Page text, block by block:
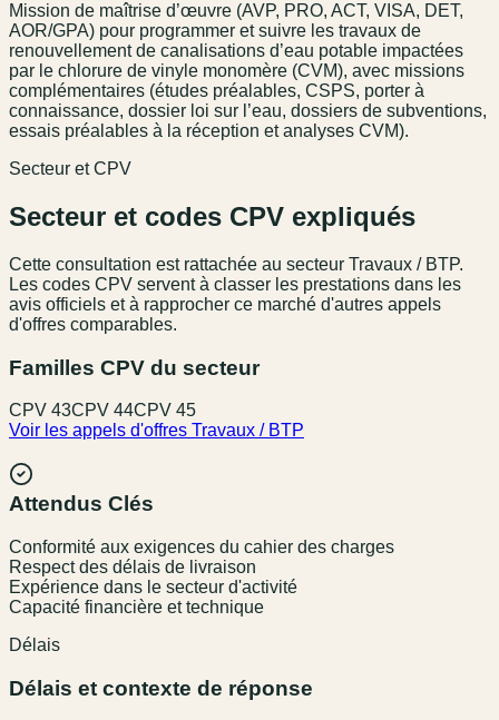
Mission de maîtrise d’œuvre (AVP, PRO, ACT, VISA, DET,
AOR/GPA) pour programmer et suivre les travaux de
renouvellement de canalisations d’eau potable impactées
par le chlorure de vinyle monomère (CVM), avec missions
complémentaires (études préalables, CSPS, porter à
connaissance, dossier loi sur l’eau, dossiers de subventions,
essais préalables à la réception et analyses CVM).
Secteur et CPV
Secteur et codes CPV expliqués
Cette consultation est rattachée au secteur Travaux / BTP.
Les codes CPV servent à classer les prestations dans les
avis officiels et à rapprocher ce marché d'autres appels
d'offres comparables.
Familles CPV du secteur
CPV 43CPV 44CPV 45
Voir les appels d'offres Travaux / BTP
Attendus Clés
Conformité aux exigences du cahier des charges
Respect des délais de livraison
Expérience dans le secteur d'activité
Capacité financière et technique
Délais
Délais et contexte de réponse